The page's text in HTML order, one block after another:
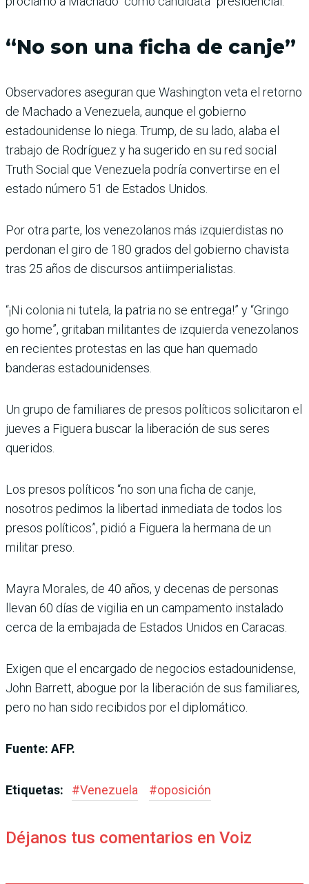
“No son una ficha de canje”
Observadores aseguran que Washington veta el retorno
de Machado a Venezuela, aunque el gobierno
estadounidense lo niega. Trump, de su lado, alaba el
trabajo de Rodríguez y ha sugerido en su red social
Truth Social que Venezuela podría convertirse en el
estado número 51 de Estados Unidos.
Por otra parte, los venezolanos más izquierdistas no
perdonan el giro de 180 grados del gobierno chavista
tras 25 años de discursos antiimperialistas.
“¡Ni colonia ni tutela, la patria no se entrega!” y “Gringo
go home”, gritaban militantes de izquierda venezolanos
en recientes protestas en las que han quemado
banderas estadounidenses.
Un grupo de familiares de presos políticos solicitaron el
jueves a Figuera buscar la liberación de sus seres
queridos.
Los presos políticos “no son una ficha de canje,
nosotros pedimos la libertad inmediata de todos los
presos políticos”, pidió a Figuera la hermana de un
militar preso.
Mayra Morales, de 40 años, y decenas de personas
llevan 60 días de vigilia en un campamento instalado
cerca de la embajada de Estados Unidos en Caracas.
Exigen que el encargado de negocios estadounidense,
John Barrett, abogue por la liberación de sus familiares,
pero no han sido recibidos por el diplomático.
Fuente: AFP.
Etiquetas: #Venezuela #oposición
Déjanos tus comentarios en Voiz